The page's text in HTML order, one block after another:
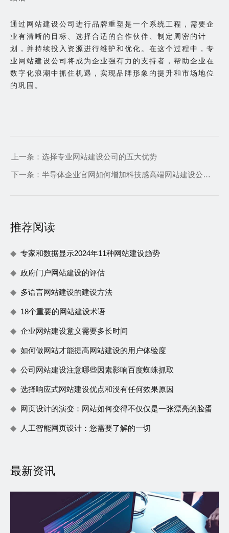
通过网站建设公司进行品牌重塑是一个系统工程，需要企
业有清晰的目标、选择合适的合作伙伴、制定周密的计
划，并持续投入资源进行维护和优化。在这个过程中，专
业网站建设公司将成为企业强有力的支持者，帮助企业在
数字化浪潮中抓住机遇，实现品牌形象的提升和市场地位
的巩固。
上一条： 选择专业网站建设公司的五大优势
下一条： 半导体企业官网如何增加科技感高端网站建设公司为您指点迷津
推荐阅读
专家和数据显示2024年11种网站建设趋势
政府门户网站建设的评估
多语言网站建设的建设方法
18个重要的网站建设术语
企业网站建设意义需要多长时间
如何做网站才能提高网站建设的用户体验度
公司网站建设注意哪些因素影响百度蜘蛛抓取
选择响应式网站建设优点和没有任何效果原因
网页设计的演变：网站如何变得不仅仅是一张漂亮的脸蛋
人工智能网页设计：您需要了解的一切
最新资讯